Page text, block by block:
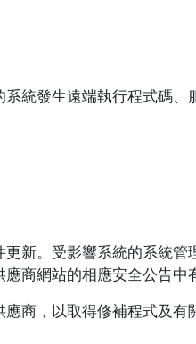
統發生遠端執行程式碼
新。受影響系統的系統
商網站的相應安全公告中
商，以取得修補程式及有